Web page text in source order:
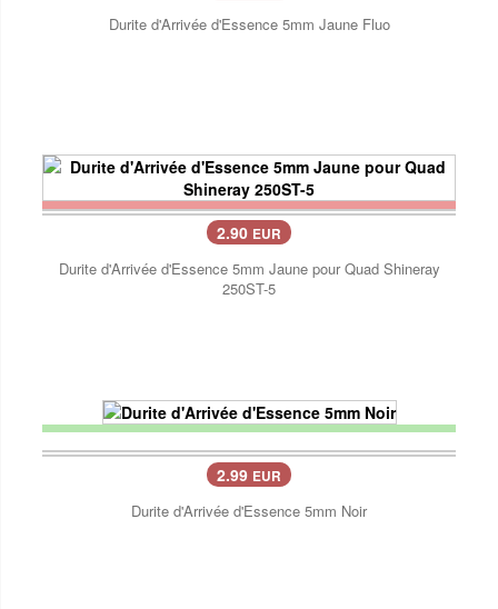
Durite d'Arrivée d'Essence 5mm Jaune Fluo
2.90 EUR
Durite d'Arrivée d'Essence 5mm Jaune pour Quad Shineray
250ST-5
2.99 EUR
Durite d'Arrivée d'Essence 5mm Noir